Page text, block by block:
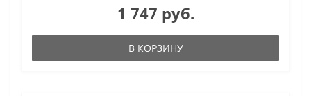
1 747 руб.
В КОРЗИНУ